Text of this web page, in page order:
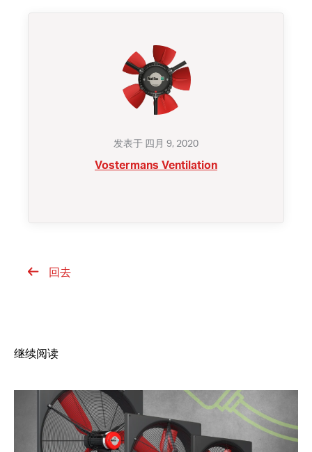
发表于 四月 9, 2020
Vostermans Ventilation
回去
继续阅读